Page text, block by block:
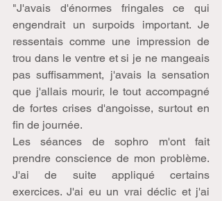
"J'avais d'énormes fringales ce qui
engendrait un surpoids important. Je
ressentais comme une impression de
trou dans le ventre et si je ne mangeais
pas suffisamment, j'avais la sensation
que j'allais mourir, le tout accompagné
de fortes crises d'angoisse, surtout en
fin de journée.
Les séances de sophro m'ont fait
prendre conscience de mon problème.
J'ai de suite appliqué certains
exercices. J'ai eu un vrai déclic et j'ai